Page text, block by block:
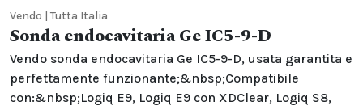
Vendo | Tutta Italia
Sonda endocavitaria Ge IC5-9-D
Vendo sonda endocavitaria Ge IC5-9-D, usata garantita e
perfettamente funzionante;&nbsp;Compatibile
con:&nbsp;Logiq E9, Logiq E9 con XDClear, Logiq S8,